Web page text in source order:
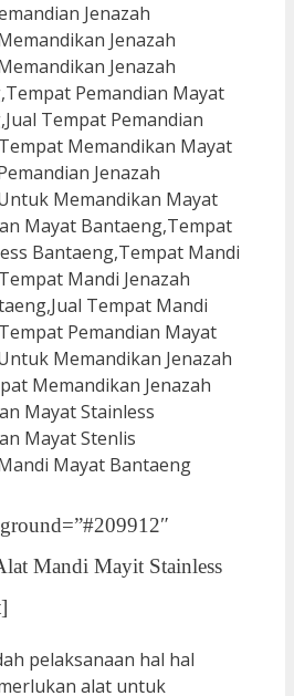
Mandi Mayit Stainless
pelaksanaan hal hal
alat untuk